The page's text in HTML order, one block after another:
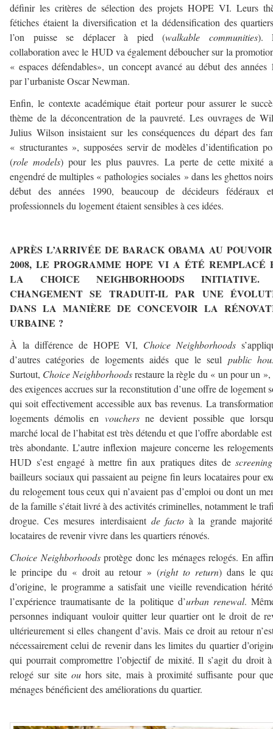
définir les critères de sélection des projets HOPE VI. Leurs
fétiches étaient la diversification et la dédensification des
l’on puisse se déplacer à pied (walkable communities).
collaboration avec le HUD va également déboucher sur la
« espaces défendables», un concept avancé au début des années
par l’urbaniste Oscar Newman.
Enfin, le contexte académique était porteur pour assurer le
thème de la déconcentration de la pauvreté. Les ouvrages de
Julius Wilson insistaient sur les conséquences du départ des
« structurantes », supposées servir de modèles d’identification
(role models) pour les plus pauvres. La perte de cette mixité
engendré de multiples « pathologies sociales » dans les ghettos
début des années 1990, beaucoup de décideurs fédéraux
professionnels du logement étaient sensibles à ces idées.
APRÈS L’ARRIVÉE DE BARACK OBAMA AU
2008, LE PROGRAMME HOPE VI A ÉTÉ REMPLACÉ
LA CHOICE NEIGHBORHOODS INITIATIVE.
CHANGEMENT SE TRADUIT-IL PAR UNE
DANS LA MANIÈRE DE CONCEVOIR LA
URBAINE ?
À la différence de HOPE VI, Choice Neighborhoods
d’autres catégories de logements aidés que le seul public
Surtout, Choice Neighborhoodsrestaure la règle du « un pour un »,
des exigences accrues sur la reconstitution d’une offre de logement
qui soit effectivement accessible aux bas revenus. La
logements démolis en vouchersne devient possible que
marché local de l’habitat est très détendu et que l’offre abordable
très abondante. L’autre inflexion majeure concerne les
HUD s’est engagé à mettre fin aux pratiques dites descreening
bailleurs sociaux qui passaient au peigne fin leurs locataires pour
du relogement tous ceux qui n’avaient pas d’emploi ou dont un
de la famille s’était livré à des activités criminelles, notamment le
drogue. Ces mesures interdisaient de factoà la grande
locataires de revenir vivre dans les quartiers rénovés.
Choice Neighborhoodsprotège donc les ménages relogés. En
le principe du « droit au retour » (right to return) dans le
d’origine, le programme a satisfait une vieille revendication
l’expérience traumatisante de la politique d’urban renewal.
personnes indiquant vouloir quitter leur quartier ont le droit de
ultérieurement si elles changent d’avis. Mais ce droit au retour
nécessairement celui de revenir dans les limites du quartier
qui pourrait compromettre l’objectif de mixité. Il s’agit du droit
relogé sur site ouhors site, mais à proximité suffisante pour
ménages bénéficient des améliorations du quartier.